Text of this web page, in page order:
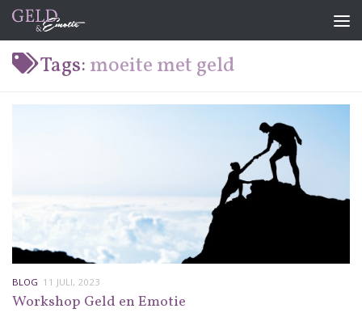
Doorgaan naar inhoud
Tags:moeite met geld
BLOG 11 JULI, 2023
Workshop Geld en Emotie